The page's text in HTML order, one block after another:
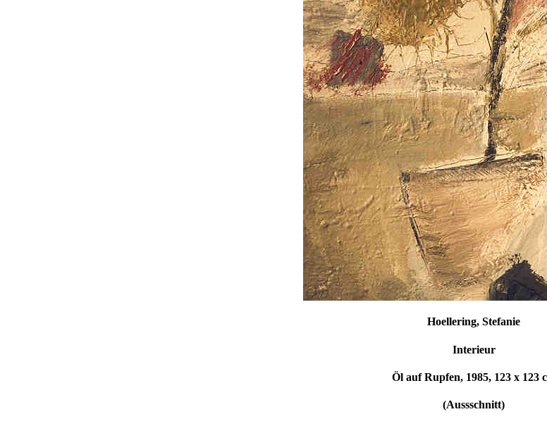
Hoellering, Stefanie
Interieur
Öl auf Rupfen, 1985, 123 x 123
(Aussschnitt)